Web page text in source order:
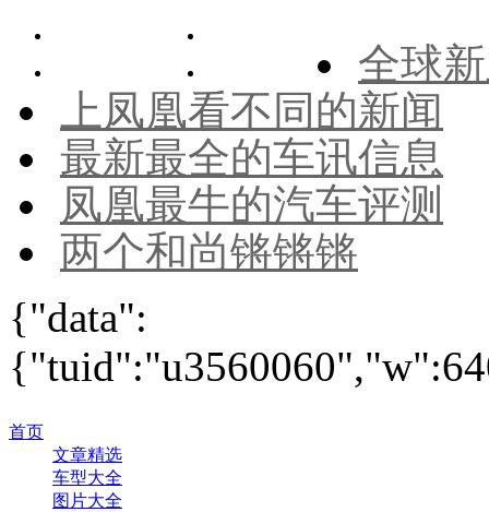
全球
上凤凰看不同的新闻
最新最全的车讯信息
凤凰最牛的汽车评测
两个和尚锵锵锵
{"data":
首页
文章精选
车型大全
图片大全